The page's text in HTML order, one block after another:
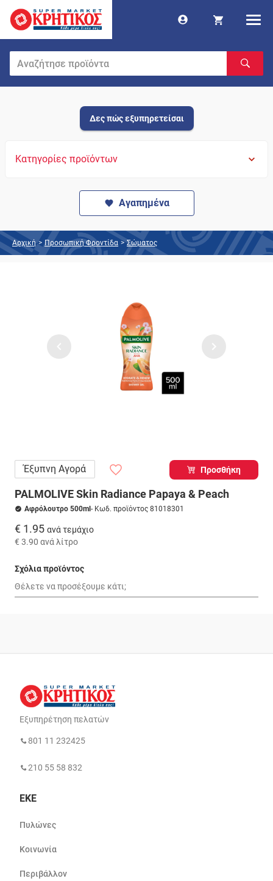
Δες πώς εξυπηρετείσαι
Κατηγορίες προϊόντων
Αγαπημένα
Αρχική > Προσωπική Φροντίδα > Σώματος
Έξυπνη Αγορά Προσθήκη
PALMOLIVE Skin Radiance Papaya & Peach
Αφρόλουτρο 500ml - Κωδ. προϊόντος 81018301
€ 1.95 ανά τεμάχιο
€ 3.90 ανά λίτρο
Σχόλια προϊόντος
Εξυπηρέτηση πελατών
801 11 232425
210 55 58 832
ΕΚΕ
Πυλώνες
Κοινωνία
Περιβάλλον